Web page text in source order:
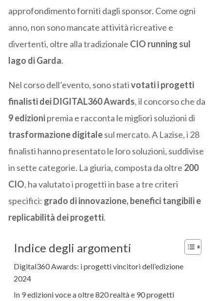
approfondimento forniti dagli sponsor. Come ogni
anno, non sono mancate attività ricreative e
divertenti, oltre alla tradizionale CIO running sul
lago di Garda.
Nel corso dell’evento, sono stativotati i progetti
finalisti dei DIGITAL360 Awards, il concorso che da
9 edizionipremia e racconta le migliori soluzioni di
trasformazione digitalesul mercato. A Lazise, i 28
finalisti hanno presentato le loro soluzioni, suddivise
in sette categorie. La giuria, composta da oltre 200
CIO, ha valutato i progetti in base a tre criteri
specifici: grado di innovazione, benefici tangibili e
replicabilità dei progetti.
Indice degli argomenti
Digital360 Awards: i progetti vincitori dell’edizione
2024
In 9 edizioni voce a oltre 820 realtà e 90 progetti